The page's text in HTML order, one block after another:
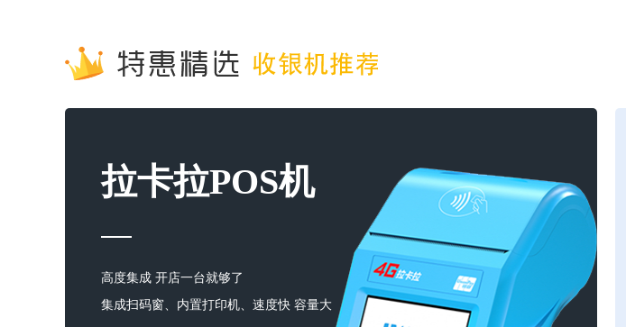
拉卡拉POS机
高度集成 开店一台就够了
集成扫码窗、内置打印机、速度快 容量大